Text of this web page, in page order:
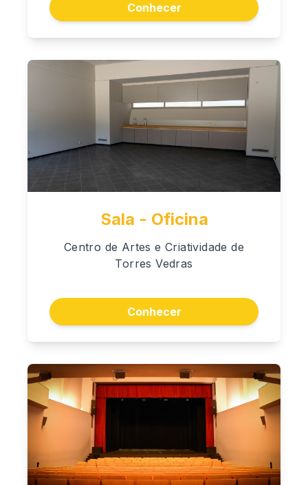
Conhecer
Sala - Oficina
Centro de Artes e Criatividade de
Torres Vedras
Conhecer